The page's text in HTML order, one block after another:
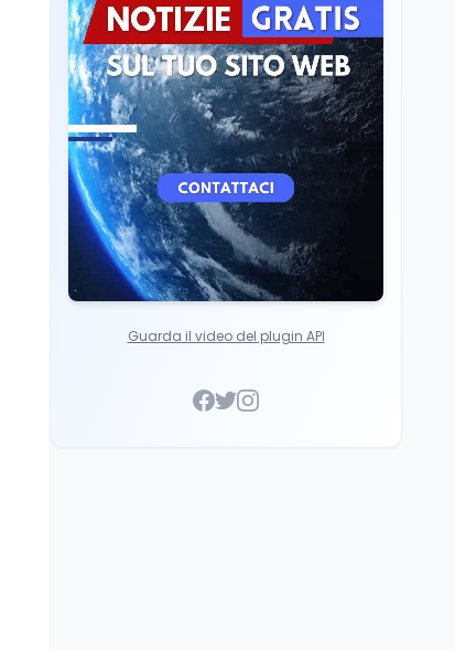
Cultura 6 ago
Francesco Guccini si è
spento a Pàvana: addio
al Maestrone
Guarda il video del plugin API